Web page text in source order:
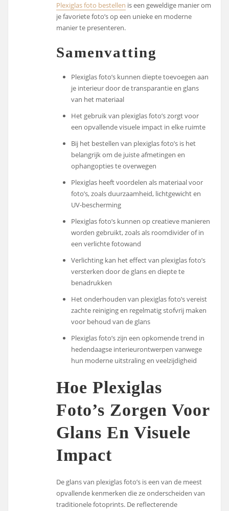
Plexiglas foto bestellen is een geweldige manier om
je favoriete foto’s op een unieke en moderne
manier te presenteren.
Samenvatting
Plexiglas foto’s kunnen diepte toevoegen aan
je interieur door de transparantie en glans
van het materiaal
Het gebruik van plexiglas foto’s zorgt voor
een opvallende visuele impact in elke ruimte
Bij het bestellen van plexiglas foto’s is het
belangrijk om de juiste afmetingen en
ophangopties te overwegen
Plexiglas heeft voordelen als materiaal voor
foto’s, zoals duurzaamheid, lichtgewicht en
UV-bescherming
Plexiglas foto’s kunnen op creatieve manieren
worden gebruikt, zoals als roomdivider of in
een verlichte fotowand
Verlichting kan het effect van plexiglas foto’s
versterken door de glans en diepte te
benadrukken
Het onderhouden van plexiglas foto’s vereist
zachte reiniging en regelmatig stofvrij maken
voor behoud van de glans
Plexiglas foto’s zijn een opkomende trend in
hedendaagse interieurontwerpen vanwege
hun moderne uitstraling en veelzijdigheid
Hoe Plexiglas
Foto’s Zorgen Voor
Glans En Visuele
Impact
De glans van plexiglas foto’s is een van de meest
opvallende kenmerken die ze onderscheiden van
traditionele fotoprints. De reflecterende